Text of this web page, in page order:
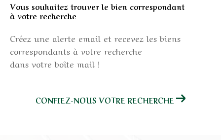
Vous souhaitez trouver le bien correspondant
à votre recherche
Créez une alerte email et recevez les biens
correspondants à votre recherche
dans votre boîte mail !
CONFIEZ-NOUS VOTRE RECHERCHE